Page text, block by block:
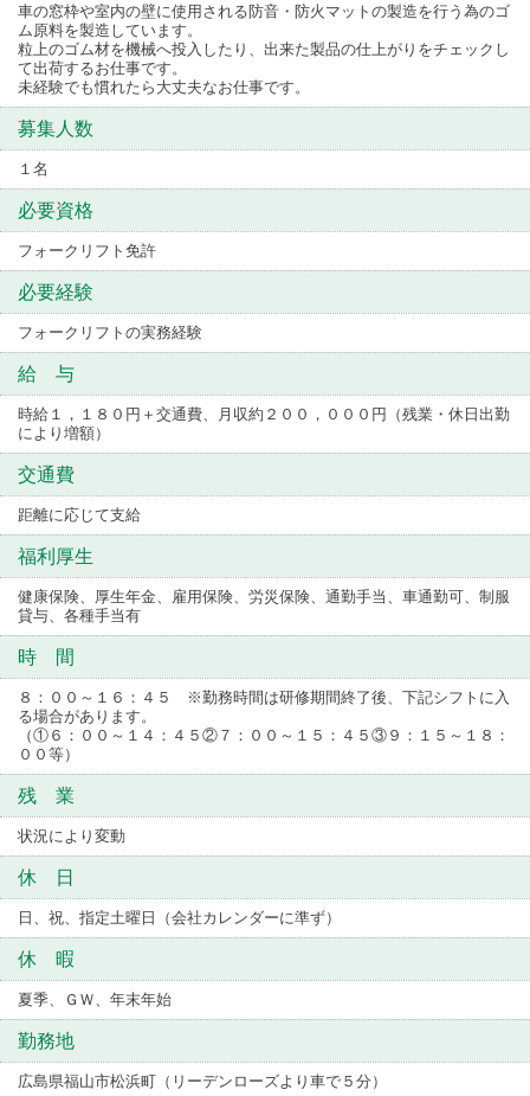
車の窓枠や室内の壁に使用される防音・防火マットの製造を行う為のゴ
ム原料を製造しています。
粒上のゴム材を機械へ投入したり、出来た製品の仕上がりをチェックし
て出荷するお仕事です。
未経験でも慣れたら大丈夫なお仕事です。
募集人数
１名
必要資格
フォークリフト免許
必要経験
フォークリフトの実務経験
給 与
時給１，１８０円＋交通費、月収約２００，０００円（残業・休日出勤
により増額）
交通費
距離に応じて支給
福利厚生
健康保険、厚生年金、雇用保険、労災保険、通勤手当、車通勤可、制服
貸与、各種手当有
時 間
８：００～１６：４５ ※勤務時間は研修期間終了後、下記シフトに入
る場合があります。
（①６：００～１４：４５②７：００～１５：４５③９：１５～１８：
００等）
残 業
状況により変動
休 日
日、祝、指定土曜日（会社カレンダーに準ず）
休 暇
夏季、ＧＷ、年末年始
勤務地
広島県福山市松浜町（リーデンローズより車で５分）